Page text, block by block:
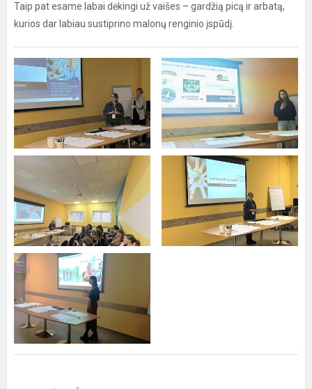
Taip pat esame labai dėkingi už vaišes – gardžią picą ir arbatą,
kurios dar labiau sustiprino malonų renginio įspūdį.